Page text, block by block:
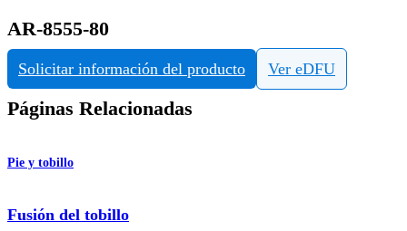
AR-8555-80
Solicitar información del producto Ver eDFU
Páginas Relacionadas
Pie y tobillo
Fusión del tobillo